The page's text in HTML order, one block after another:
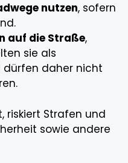
nutzen, sofern
auf die Straße,
sie als
dürfen daher nicht
riskiert Strafen und
sowie andere